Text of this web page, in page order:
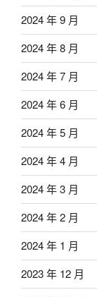
2024 年 9 月
2024 年 8 月
2024 年 7 月
2024 年 6 月
2024 年 5 月
2024 年 4 月
2024 年 3 月
2024 年 2 月
2024 年 1 月
2023 年 12 月